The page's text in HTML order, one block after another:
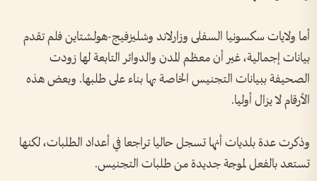
أما ولايات سكسونيا السفلى وزارلاند وشليزفيج-هولشتاين فلم تقدم
بيانات إجمالية، غير أن معظم المدن والدوائر التابعة لها زودت
الصحيفة ببيانات التجنيس الخاصة بها بناء على طلبها. وبعض هذه
الأرقام لا يزال أوليا.
وذكرت عدة بلديات أنها تسجل حاليا تراجعا في أعداد الطلبات، لكنها
تستعد بالفعل لموجة جديدة من طلبات التجنيس.